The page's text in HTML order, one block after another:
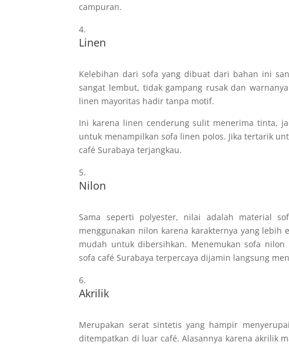
campuran.
Linen
Kelebihan dari sofa yang dibuat dari bahan ini
sangat lembut, tidak gampang rusak dan
linen mayoritas hadir tanpa motif.
Ini karena linen cenderung sulit menerima tinta,
untuk menampilkan sofa linen polos. Jika tertarik
café Surabaya terjangkau.
Nilon
Sama seperti polyester, nilai adalah material
menggunakan nilon karena karakternya yang
mudah untuk dibersihkan. Menemukan sofa
sofa café Surabaya terpercaya dijamin langsung
Akrilik
Merupakan serat sintetis yang hampir
ditempatkan di luar café. Alasannya karena akrilik